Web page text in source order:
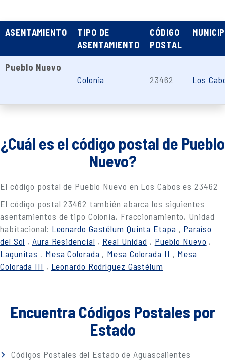
ASENTAMIENTO
TIPO DE
ASENTAMIENTO
CÓDIGO
POSTAL
Pueblo Nuevo
Colonia
23462 Los
¿Cuál es el código postal de Pueblo
Nuevo?
El código postal de Pueblo Nuevo en Los Cabos es 23462
El código postal 23462 también abarca los siguientes
asentamientos de tipo Colonia, Fraccionamiento, Unidad
habitacional: Leonardo Gastélum Quinta Etapa , Paraíso
del Sol ,Aura Residencial , Real Unidad , Pueblo Nuevo ,
Lagunitas , Mesa Colorada , Mesa Colorada II , Mesa
Colorada III , Leonardo Rodríguez Gastélum
Encuentra Códigos Postales por
Estado
Códigos Postales del Estado de Aguascalientes